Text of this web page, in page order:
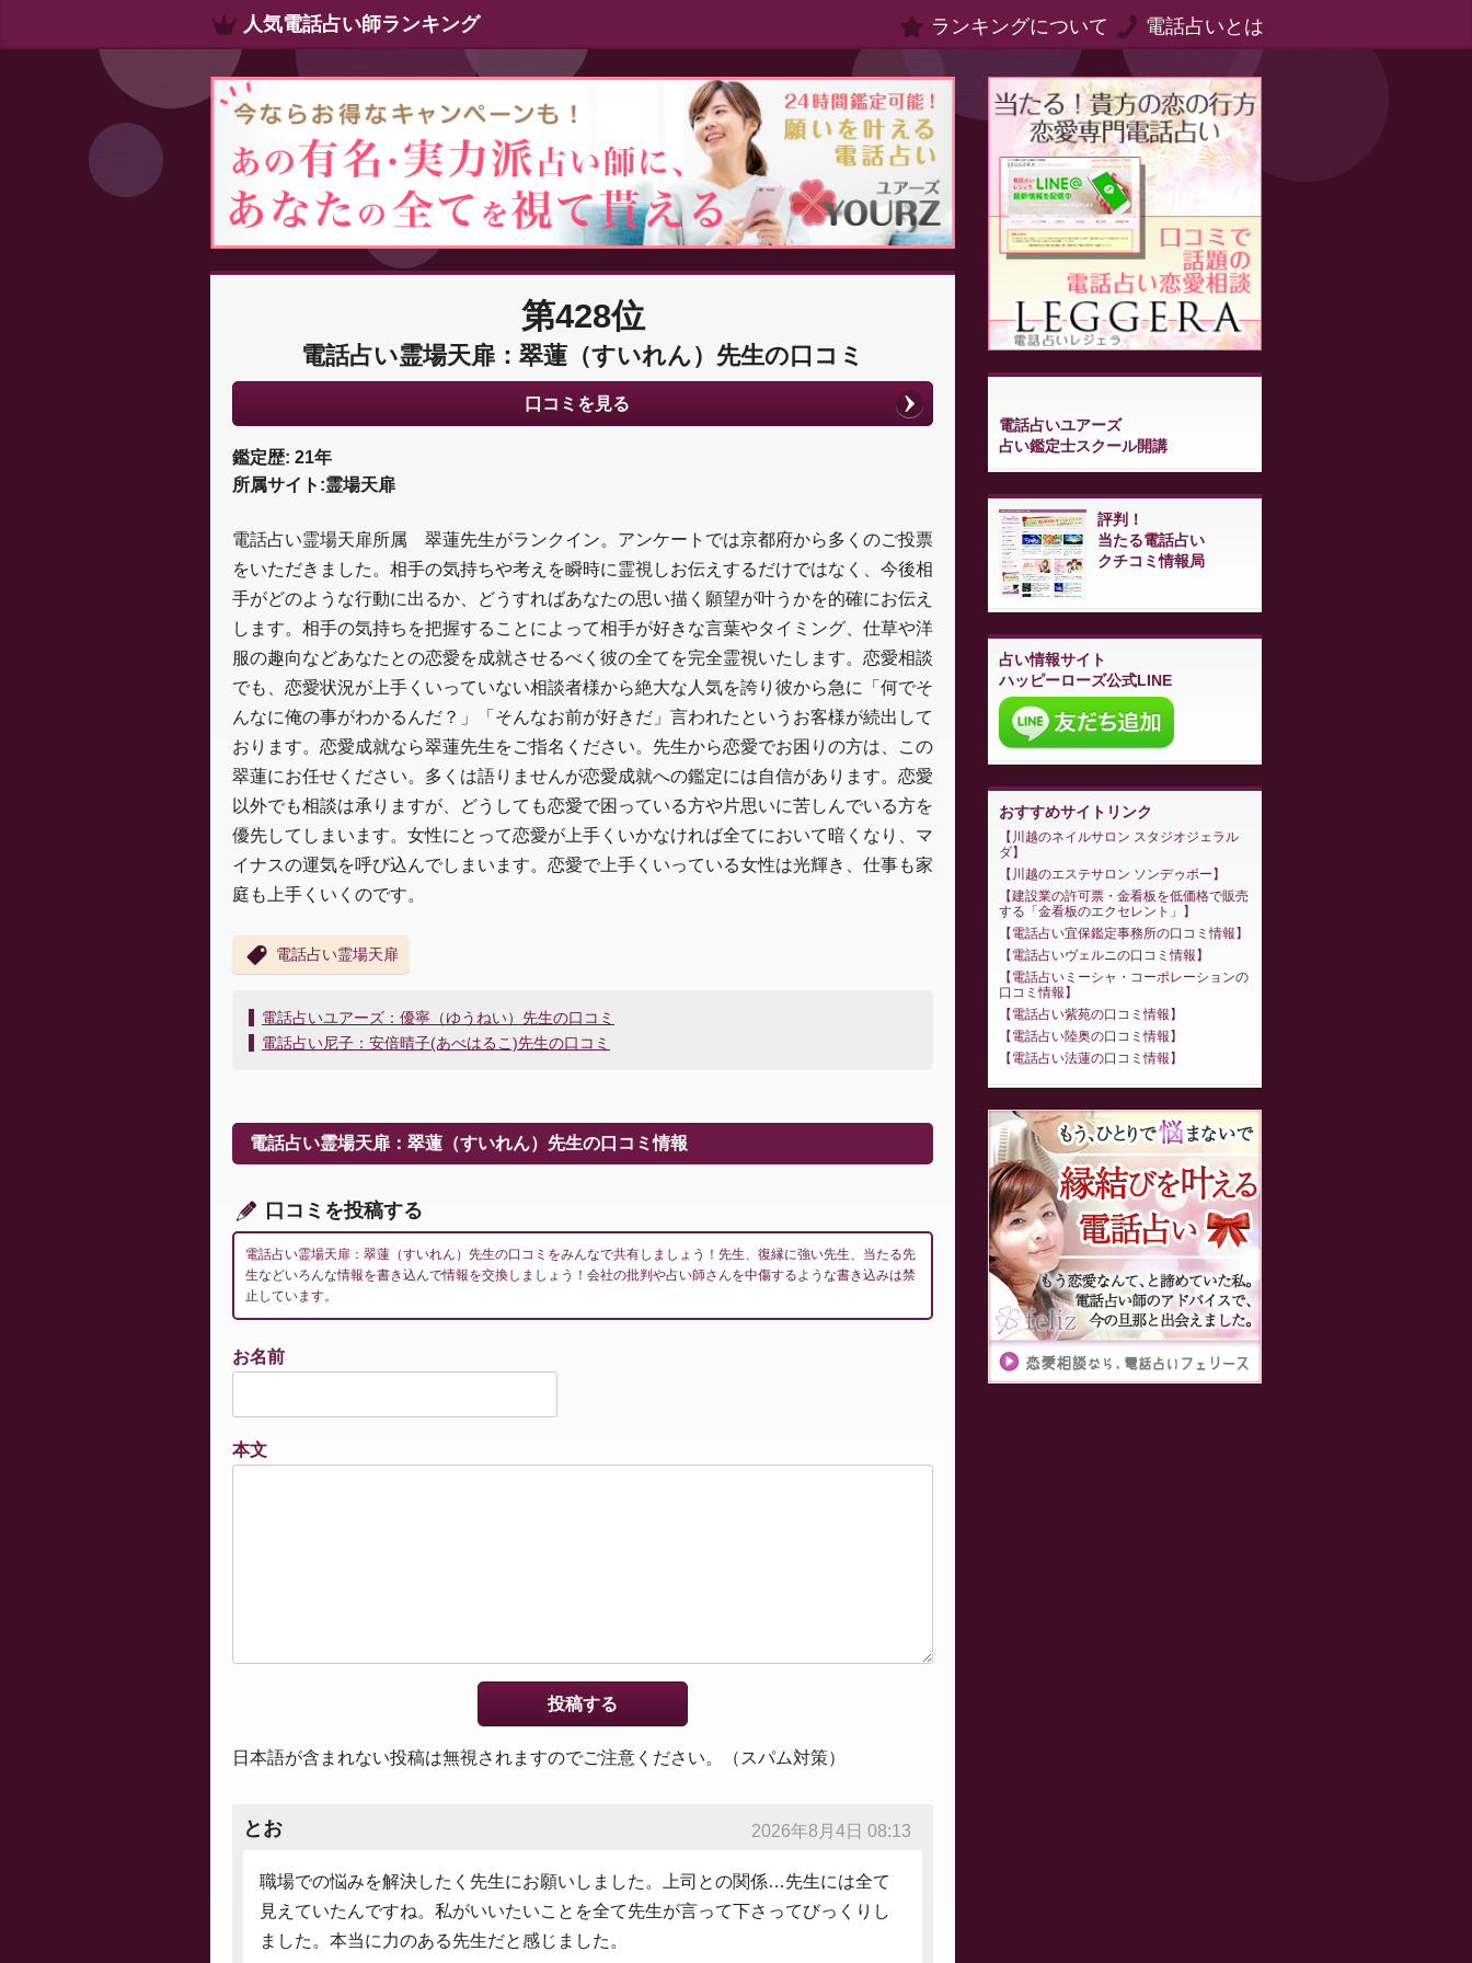
人気電話占い師ランキング ランキングについて 電話占いとは
第428位
電話占い霊場天扉：翠蓮（すいれん）先生の口コミ
口コミを見る
鑑定歴: 21年
所属サイト:霊場天扉
電話占い霊場天扉所属 翠蓮先生がランクイン。アンケートでは京都府から多くのご投票
をいただきました。相手の気持ちや考えを瞬時に霊視しお伝えするだけではなく、今後相
手がどのような行動に出るか、どうすればあなたの思い描く願望が叶うかを的確にお伝え
します。相手の気持ちを把握することによって相手が好きな言葉やタイミング、仕草や洋
服の趣向などあなたとの恋愛を成就させるべく彼の全てを完全霊視いたします。恋愛相談
でも、恋愛状況が上手くいっていない相談者様から絶大な人気を誇り彼から急に「何でそ
んなに俺の事がわかるんだ？」「そんなお前が好きだ」言われたというお客様が続出して
おります。恋愛成就なら翠蓮先生をご指名ください。先生から恋愛でお困りの方は、この
翠蓮にお任せください。多くは語りませんが恋愛成就への鑑定には自信があります。恋愛
以外でも相談は承りますが、どうしても恋愛で困っている方や片思いに苦しんでいる方を
優先してしまいます。女性にとって恋愛が上手くいかなければ全てにおいて暗くなり、マ
イナスの運気を呼び込んでしまいます。恋愛で上手くいっている女性は光輝き、仕事も家
庭も上手くいくのです。
電話占い霊場天扉
投
稿
ー
シ
ン
電話占いユアーズ：優寧（ゆうねい）先生の口コミ
電話占い尼子：安倍晴子(あべはるこ)先生の口コミ
電話占い霊場天扉：翠蓮（すいれん）先生の口コミ情報
口コミを投稿する
電話占い霊場天扉：翠蓮（すいれん）先生の口コミをみんなで共有しましょう！先生、復縁に強い先生、当たる先
生などいろんな情報を書き込んで情報を交換しましょう！会社の批判や占い師さんを中傷するような書き込みは禁
止しています。
お名前
本文
日本語が含まれない投稿は無視されますのでご注意ください。（スパム対策）
とお 2026年8月4日 08:13
職場での悩みを解決したく先生にお願いしました。上司との関係…先生には全て
見えていたんですね。私がいいたいことを全て先生が言って下さってびっくりし
ました。本当に力のある先生だと感じました。
電話占いユアーズ
占い鑑定士スクール開講
評判！
当たる電話占い
クチコミ情報局
占い情報サイト
ハッピーローズ公式LINE
おすすめサイトリンク
川越のネイルサロン スタジオジェラル
ダ
川越のエステサロン ソンデゥボー
建設業の許可票・金看板を低価格で販売
する「金看板のエクセレント」
電話占い宜保鑑定事務所の口コミ情報
電話占いヴェルニの口コミ情報
電話占いミーシャ・コーポレーションの
口コミ情報
電話占い紫苑の口コミ情報
電話占い陸奥の口コミ情報
電話占い法蓮の口コミ情報